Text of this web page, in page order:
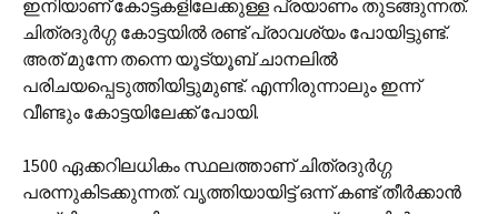
ഇനിയാണ് കോട്ടകളിലേക്കുള്ള പ്രയാണം തുടങ്ങുന്നത്.
ചിത്രദുർഗ്ഗ കോട്ടയിൽ രണ്ട് പ്രാവശ്യം പോയിട്ടുണ്ട്.
അത് മുന്നേ തന്നെ യൂട്യൂബ് ചാനലിൽ
പരിചയപ്പെടുത്തിയിട്ടുമുണ്ട്. എന്നിരുന്നാലും ഇന്ന്
വീണ്ടും കോട്ടയിലേക്ക് പോയി.
1500 ഏക്കറിലധികം സ്ഥലത്താണ് ചിത്രദുർഗ്ഗ
പരന്നുകിടക്കുന്നത്. വൃത്തിയായിട്ട് ഒന്ന് കണ്ട് തീർക്കാൻ